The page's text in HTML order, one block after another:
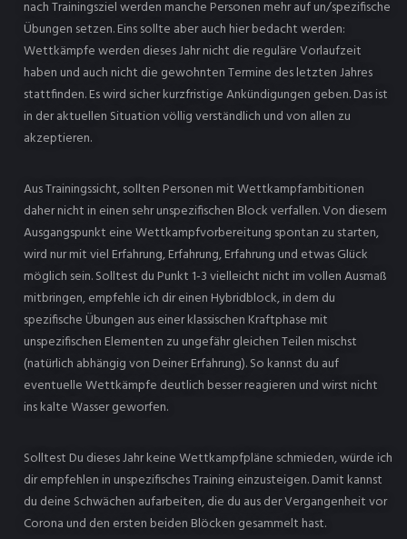
nach Trainingsziel werden manche Personen mehr auf un/spezifische
Übungen setzen. Eins sollte aber auch hier bedacht werden:
Wettkämpfe werden dieses Jahr nicht die reguläre Vorlaufzeit
haben und auch nicht die gewohnten Termine des letzten Jahres
stattfinden. Es wird sicher kurzfristige Ankündigungen geben. Das ist
in der aktuellen Situation völlig verständlich und von allen zu
akzeptieren.
Aus Trainingssicht, sollten Personen mit Wettkampfambitionen
daher nicht in einen sehr unspezifischen Block verfallen. Von diesem
Ausgangspunkt eine Wettkampfvorbereitung spontan zu starten,
wird nur mit viel Erfahrung, Erfahrung, Erfahrung und etwas Glück
möglich sein. Solltest du Punkt 1-3 vielleicht nicht im vollen Ausmaß
mitbringen, empfehle ich dir einen Hybridblock, in dem du
spezifische Übungen aus einer klassischen Kraftphase mit
unspezifischen Elementen zu ungefähr gleichen Teilen mischst
(natürlich abhängig von Deiner Erfahrung). So kannst du auf
eventuelle Wettkämpfe deutlich besser reagieren und wirst nicht
ins kalte Wasser geworfen.
Solltest Du dieses Jahr keine Wettkampfpläne schmieden, würde ich
dir empfehlen in unspezifisches Training einzusteigen. Damit kannst
du deine Schwächen aufarbeiten, die du aus der Vergangenheit vor
Corona und den ersten beiden Blöcken gesammelt hast.